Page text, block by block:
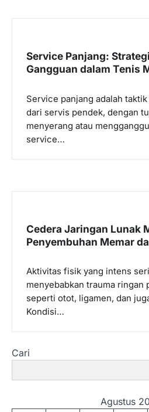
Service Panjang:
Gangguan dalam Tenis
Service panjang adalah
dari servis pendek, dengan
menyerang atau
service…
Cedera Jaringan Lunak
Penyembuhan Memar
Aktivitas fisik yang intens
menyebabkan trauma ringan
seperti otot, ligamen, dan
Kondisi…
Cari
Agustus